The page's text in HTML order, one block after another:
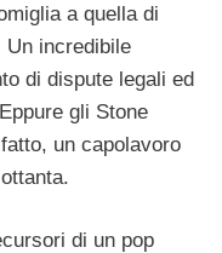
a quella di
Un incredibile
di dispute legali ed
gli Stone
un capolavoro
di un pop